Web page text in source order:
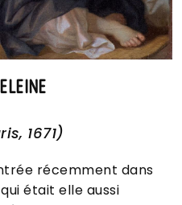
1671)
récemment dans
était elle aussi